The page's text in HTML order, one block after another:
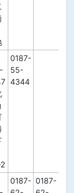
0187-
55-
4344
0187- 0187-